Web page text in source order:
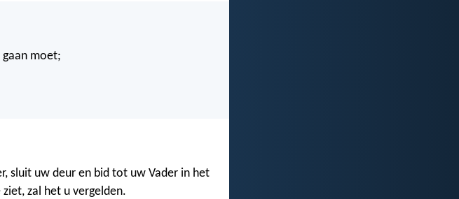
gaan moet;
sluit uw deur en bid tot uw Vader in het
zal het u vergelden.